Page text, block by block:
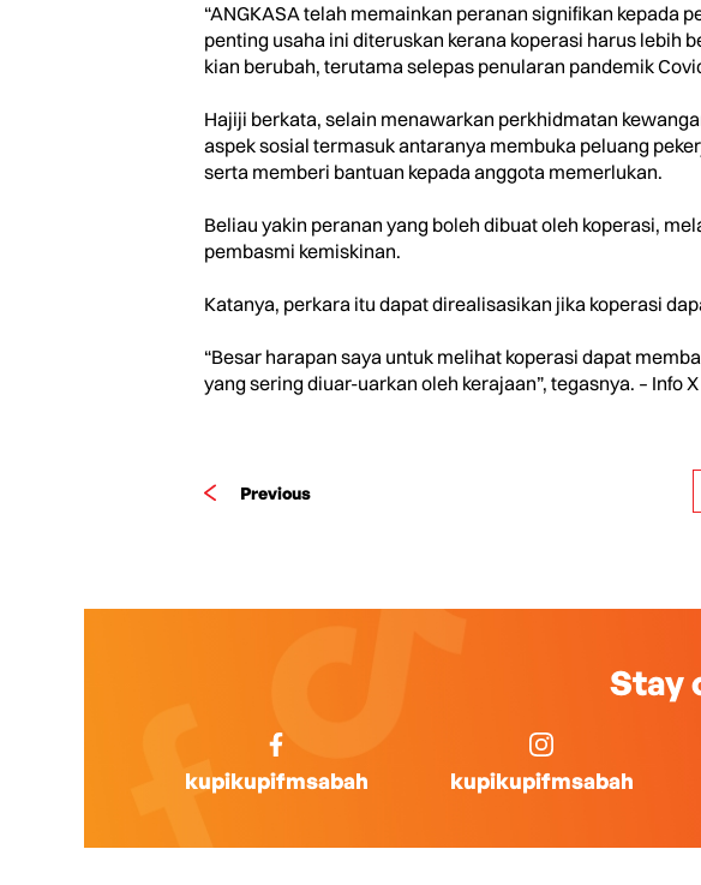
“ANGKASA telah memainkan peranan signifikan kepada
penting usaha ini diteruskan kerana koperasi harus lebih
kian berubah, terutama selepas penularan pandemik
Hajiji berkata, selain menawarkan perkhidmatan
aspek sosial termasuk antaranya membuka peluang
serta memberi bantuan kepada anggota memerlukan.
Beliau yakin peranan yang boleh dibuat oleh koperasi,
pembasmi kemiskinan.
Katanya, perkara itu dapat direalisasikan jika koperasi
“Besar harapan saya untuk melihat koperasi dapat
yang sering diuar-uarkan oleh kerajaan”, tegasnya. – Info X
Previous
Stay
kupikupifmsabah kupikupifmsabah